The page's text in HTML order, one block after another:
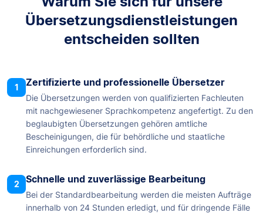
Übersetzungsdienstleistungen
entscheiden sollten
1 Zertifizierte und professionelle Übersetzer
Die Übersetzungen werden von qualifizierten Fachleuten
mit nachgewiesener Sprachkompetenz angefertigt. Zu den
beglaubigten Übersetzungen gehören amtliche
Bescheinigungen, die für behördliche und staatliche
Einreichungen erforderlich sind.
2 Schnelle und zuverlässige Bearbeitung
Bei der Standardbearbeitung werden die meisten Aufträge
innerhalb von 24 Stunden erledigt, und für dringende Fälle